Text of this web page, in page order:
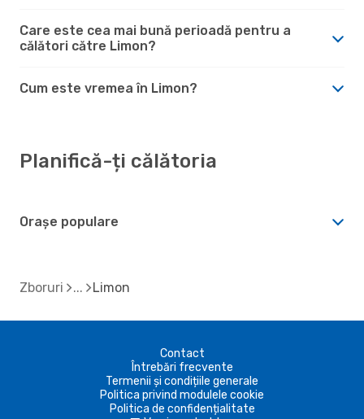
Care este cea mai bună perioadă pentru a
călători către Limon?
Cum este vremea în Limon?
Planifică-ți călătoria
Orașe populare
Zboruri Limon
Contact
Întrebări frecvente
Termenii și condițiile generale
Politica privind modulele cookie
Politica de confidențialitate